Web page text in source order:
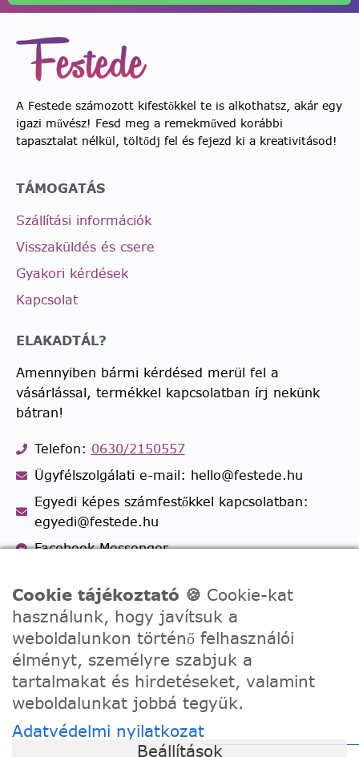
A Festede számozott kifestőkkel te is alkothatsz, akár egy
igazi művész! Fesd meg a remekműved korábbi
tapasztalat nélkül, töltődj fel és fejezd ki a kreativitásod!
TÁMOGATÁS
Szállítási információk
Visszaküldés és csere
Gyakori kérdések
Kapcsolat
ELAKADTÁL?
Amennyiben bármi kérdésed merül fel a
vásárlással, termékkel kapcsolatban írj nekünk
bátran!
Telefon: 0630/2150557
Ügyfélszolgálati e-mail: hello@festede.hu
Egyedi képes számfestőkkel kapcsolatban:
egyedi@festede.hu
Facebook Messenger
Cookie tájékoztató 🍪 Cookie-kat
használunk, hogy javítsuk a
weboldalunkon történő felhasználói
élményt, személyre szabjuk a
tartalmakat és hirdetéseket, valamint
weboldalunkat jobbá tegyük.
Adatvédelmi nyilatkozat
Beállítások